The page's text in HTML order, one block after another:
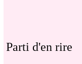
Parti d'en rire